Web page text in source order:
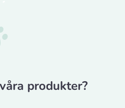
produkter?